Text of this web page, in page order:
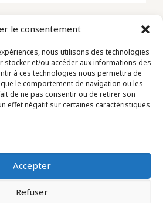
le consentement
nous utilisons des technologies
stocker et/ou accéder aux informations des
à ces technologies nous permettra de
le comportement de navigation ou les
de ne pas consentir ou de retirer son
effet négatif sur certaines caractéristiques
Accepter
Refuser